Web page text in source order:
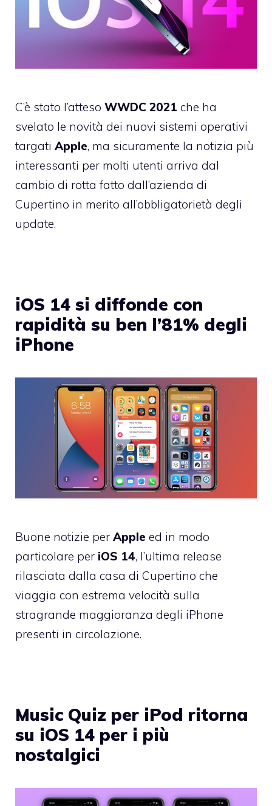
C’è stato l’atteso WWDC 2021 che ha
svelato le novità dei nuovi sistemi operativi
targati Apple, ma sicuramente la notizia più
interessanti per molti utenti arriva dal
cambio di rotta fatto dall’azienda di
Cupertino in merito all’obbligatorietà degli
update.
iOS 14 si diffonde con
rapidità su ben l’81% degli
iPhone
Buone notizie per Apple ed in modo
particolare per iOS 14, l’ultima release
rilasciata dalla casa di Cupertino che
viaggia con estrema velocità sulla
stragrande maggioranza degli iPhone
presenti in circolazione.
Music Quiz per iPod ritorna
su iOS 14 per i più
nostalgici